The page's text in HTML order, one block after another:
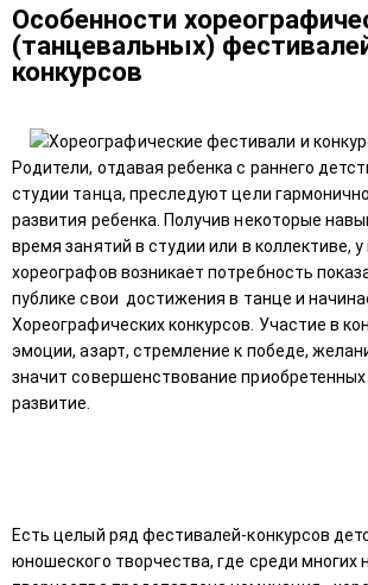
Особенности
(танцевальных)
конкурсов
Родители, отдавая ребенка с раннего
студии танца, преследуют цели
развития ребенка. Получив некоторые
время занятий в студии или в коллективе,
хореографов возникает потребность
публике свои достижения в танце и
Хореографических конкурсов. Участие в
эмоции, азарт, стремление к победе,
значит совершенствование
развитие.
Есть целый ряд фестивалей-конкурсов
юношеского творчества, где среди многих